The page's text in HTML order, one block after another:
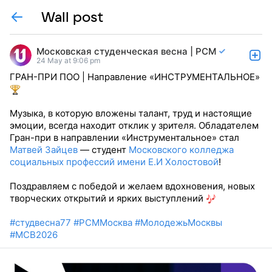
Wall post
Московская студенческая весна | РСМ
24 May at 9:06 pm
ГРАН-ПРИ ПОО | Направление «ИНСТРУМЕНТАЛЬНОЕ»
Музыка, в которую вложены талант, труд и настоящие
эмоции, всегда находит отклик у зрителя. Обладателем
Гран-при в направлении «Инструментальное» стал
Матвей Зайцев — студент Московского колледжа
социальных профессий имени Е.И Холостовой!
Поздравляем с победой и желаем вдохновения, новых
творческих открытий и ярких выступлений
#студвесна77 #РСММосква #МолодежьМосквы
#МСВ2026